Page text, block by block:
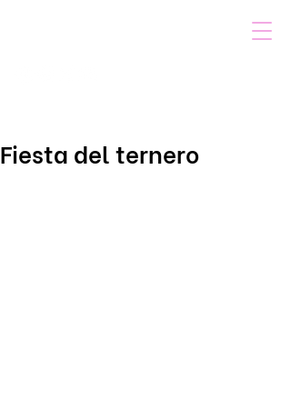
Fiesta del ternero